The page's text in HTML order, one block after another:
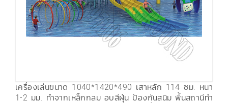
เครื่องเล่นขนาด 1040*1420*490 เสาหลัก 114 ซม. หนา
1-2 มม. ทำจากเหล็กกลม อบสีฝุ่น ป้องกันสนิม พื้นสถานีทำ